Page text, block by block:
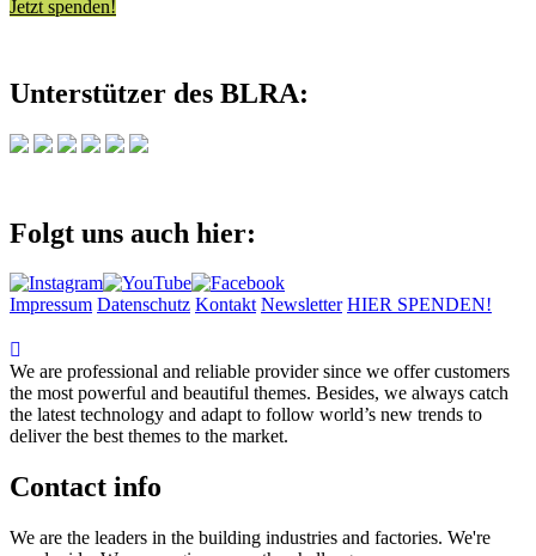
Jetzt spenden!
Unterstützer des BLRA:
Folgt uns auch hier:
Impressum Datenschutz Kontakt Newsletter HIER SPENDEN!
We are professional and reliable provider since we offer customers
the most powerful and beautiful themes. Besides, we always catch
the latest technology and adapt to follow world’s new trends to
deliver the best themes to the market.
Contact info
We are the leaders in the building industries and factories. We're